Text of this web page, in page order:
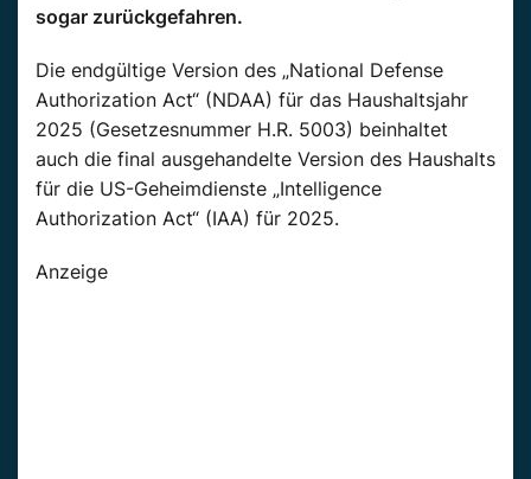
sogar zurückgefahren.
Die endgültige Version des „National Defense
Authorization Act“ (NDAA) für das Haushaltsjahr
2025 (Gesetzesnummer H.R. 5003) beinhaltet
auch die final ausgehandelte Version des Haushalts
für die US-Geheimdienste „Intelligence
Authorization Act“ (IAA) für 2025.
Anzeige